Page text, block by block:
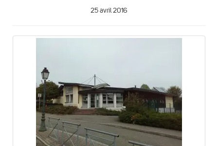
25 avril 2016